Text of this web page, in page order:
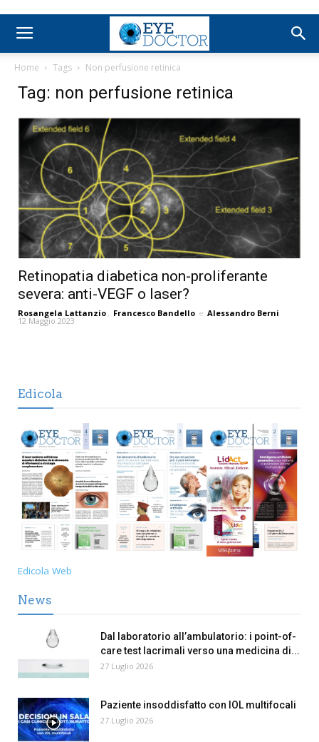
Home Tags Non perfusione retinica
Tag: non perfusione retinica
Retinopatia diabetica non-proliferante
severa: anti-VEGF o laser?
Rosangela Lattanzio , Francesco Bandello e Alessandro Berni
12 Maggio 2023
Edicola
Edicola Web
News
Dal laboratorio all’ambulatorio: i point-of-
care test lacrimali verso una medicina di...
27 Luglio 2026
Paziente insoddisfatto con IOL multifocali
27 Luglio 2026